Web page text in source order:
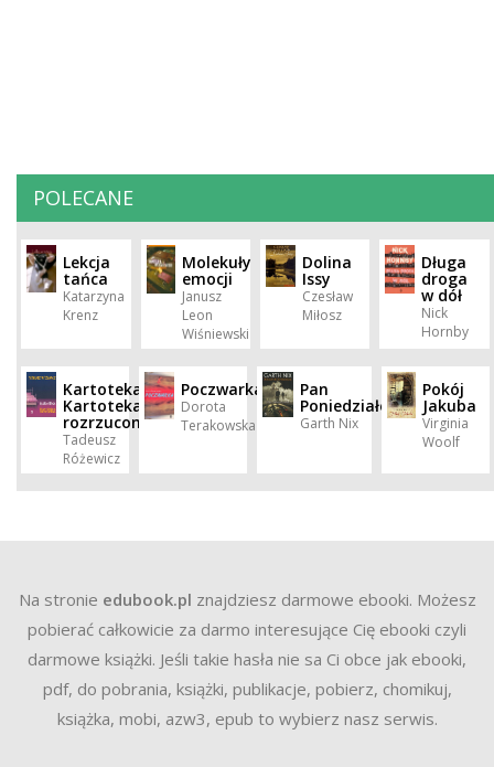
POLECANE
Lekcja
tańca
Katarzyna
Krenz
Molekuły
emocji
Janusz
Leon
Wiśniewski
Dolina
Issy
Czesław
Miłosz
Długa
droga
w dół
Nick
Hornby
Kartoteka.
Kartoteka
rozrzucona
Tadeusz
Różewicz
Poczwarka
Dorota
Terakowska
Pan
Poniedziałek
Garth Nix
Pokój
Jakuba
Virginia
Woolf
Na stronie edubook.pl znajdziesz darmowe ebooki. Możesz
pobierać całkowicie za darmo interesujące Cię ebooki czyli
darmowe książki. Jeśli takie hasła nie sa Ci obce jak ebooki,
pdf, do pobrania, książki, publikacje, pobierz, chomikuj,
książka, mobi, azw3, epub to wybierz nasz serwis.